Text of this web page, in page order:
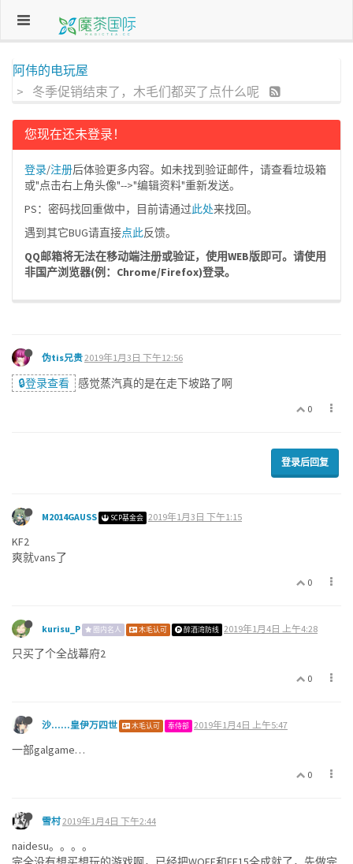
阿伟的电玩屋
冬季促销结束了，木毛们都买了点什么呢
您现在还未登录！
登录/注册后体验更多内容。如未找到验证邮件，请查看垃圾箱
或"点击右上角头像"-->"编辑资料"重新发送。
PS：密码找回重做中，目前请通过此处来找回。
遇到其它BUG请直接点此反馈。
QQ邮箱将无法在移动端注册或验证，使用WEB版即可。请使用
非国产浏览器(例：Chrome/Firefox)登录。
伪tis兄贵2019年1月3日 下午12:56
🔒登录查看 感觉蒸汽真的是在走下坡路了啊
0
登录后回复
M2014GAUSS SCP基金会 2019年1月3日 下午1:15
KF2
爽就vans了
0
kurisu_P 圈内名人 木毛认可 醉酒湾防线 2019年1月4日 上午4:28
只买了个全战幕府2
0
沙......皇伊万四世 木毛认可 奉侍部 2019年1月4日 上午5:47
一部galgame…
0
雪村2019年1月4日 下午2:44
naidesu。。。。